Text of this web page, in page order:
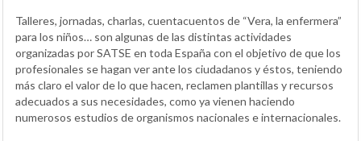
Talleres, jornadas, charlas, cuentacuentos de “Vera, la enfermera”
para los niños… son algunas de las distintas actividades
organizadas por SATSE en toda España con el objetivo de que los
profesionales se hagan ver ante los ciudadanos y éstos, teniendo
más claro el valor de lo que hacen, reclamen plantillas y recursos
adecuados a sus necesidades, como ya vienen haciendo
numerosos estudios de organismos nacionales e internacionales.